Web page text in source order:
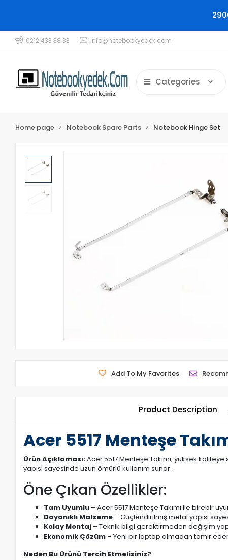
0212 433 38 33 info@notebookyedek.com
Categories
Home page Notebook Spare Parts Notebook Hinge Set
Add To My Favorites
Product Description
Acer 5517 Menteşe
Ürün Açıklaması:Acer 5517 Menteşe Takımı, yüksek
yapısı sayesinde uzun ömürlü kullanım sunar.
Öne Çıkan Özellikler:
Tam Uyumlu – Acer 5517 Menteşe Takımı ile birebir
Dayanıklı Malzeme – Güçlendirilmiş metal yapısı
Kolay Montaj – Teknik bilgi gerektirmeden değişim
Ekonomik Çözüm – Yeni bir laptop almadan tamir
Neden Bu Ürünü Tercih Etmelisiniz?